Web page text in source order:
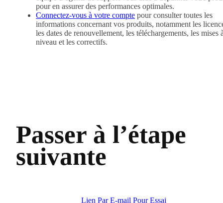
pour en assurer des performances optimales.
Connectez-vous à votre compte pour consulter toutes les
informations concernant vos produits, notamment les
les dates de renouvellement, les téléchargements, les mises
niveau et les correctifs.
Passer à l’étape
suivante
Lien Par E-mail Pour Essai